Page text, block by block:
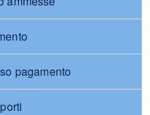
pagamento